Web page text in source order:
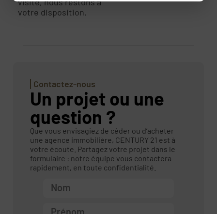
votre disposition.
Contactez-nous
Un projet ou une
question ?
Que vous envisagiez de céder ou d’acheter
une agence immobilière, CENTURY 21 est à
votre écoute. Partagez votre projet dans le
formulaire : notre équipe vous contactera
rapidement, en toute confidentialité.